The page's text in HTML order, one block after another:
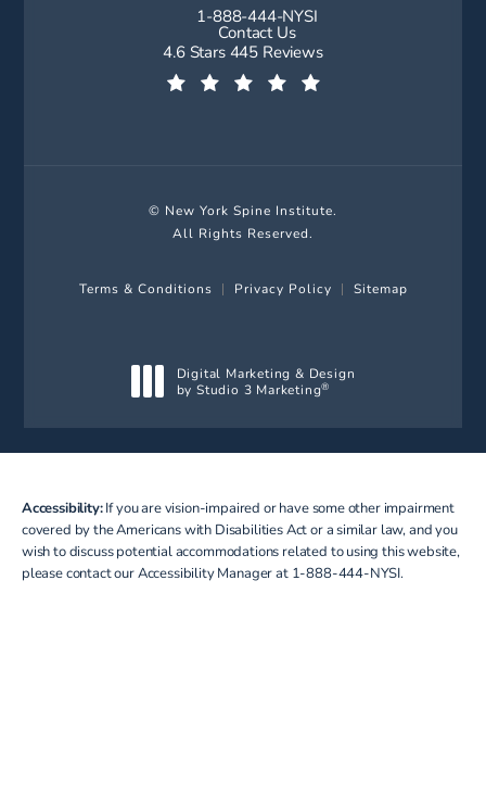
Call New York Spine Institute on
1-888-444-NYSI
Contact Us
New York Spine Institute reviews:
4.6 Stars 445 Reviews
© New York Spine Institute.
All Rights Reserved.
Terms & Conditions Privacy Policy Sitemap
Digital Marketing & Design
by Studio 3 Marketing®
Accessibility:If you are vision-impaired or have some other impairment
covered by the Americans with Disabilities Act or a similar law, and you
wish to discuss potential accommodations related to using this website,
please contact our Accessibility Manager at 1-888-444-NYSI.